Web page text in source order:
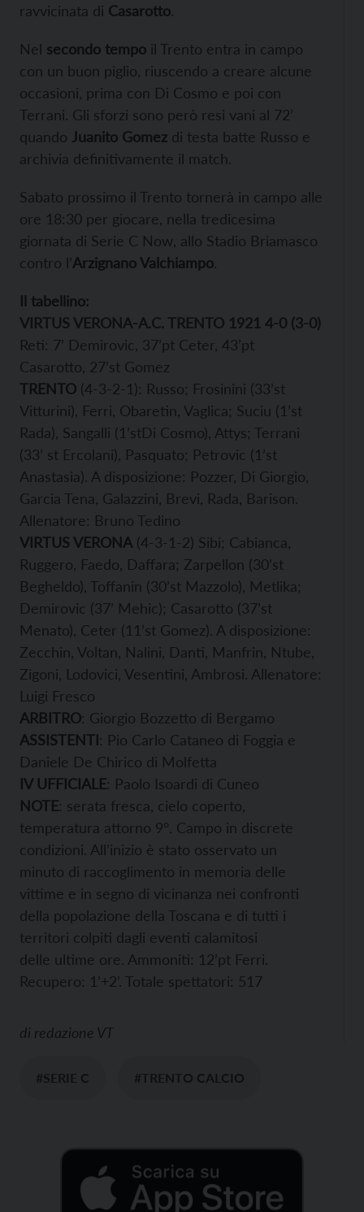
ravvicinata di Casarotto.
Nel secondo tempo il Trento entra in campo
con un buon piglio, riuscendo a creare alcune
occasioni, prima con Di Cosmo e poi con
Terrani. Gli sforzi sono però resi vani al 72’
quando Juanito Gomez di testa batte Russo e
archivia definitivamente il match.
Sabato prossimo il Trento tornerà in campo alle
ore 18:30 per giocare, nella tredicesima
giornata di Serie C Now, allo Stadio Briamasco
contro l’Arzignano Valchiampo.
Il tabellino:
VIRTUS VERONA-A.C. TRENTO 1921 4-0 (3-0)
Reti: 7’ Demirovic, 37’pt Ceter, 43’pt
Casarotto, 27’st Gomez
TRENTO (4-3-2-1): Russo; Frosinini (33’st
Vitturini), Ferri, Obaretin, Vaglica; Suciu (1’st
Rada), Sangalli (1’stDi Cosmo), Attys; Terrani
(33’ st Ercolani), Pasquato; Petrovic (1’st
Anastasia). A disposizione: Pozzer, Di Giorgio,
Garcia Tena, Galazzini, Brevi, Rada, Barison.
Allenatore: Bruno Tedino
VIRTUS VERONA (4-3-1-2) Sibi; Cabianca,
Ruggero, Faedo, Daffara; Zarpellon (30’st
Begheldo), Toffanin (30’st Mazzolo), Metlika;
Demirovic (37’ Mehic); Casarotto (37’st
Menato), Ceter (11’st Gomez). A disposizione:
Zecchin, Voltan, Nalini, Danti, Manfrin, Ntube,
Zigoni, Lodovici, Vesentini, Ambrosi. Allenatore:
Luigi Fresco
ARBITRO: Giorgio Bozzetto di Bergamo
ASSISTENTI: Pio Carlo Cataneo di Foggia e
Daniele De Chirico di Molfetta
IV UFFICIALE: Paolo Isoardi di Cuneo
NOTE: serata fresca, cielo coperto,
temperatura attorno 9°. Campo in discrete
condizioni. All’inizio è stato osservato un
minuto di raccoglimento in memoria delle
vittime e in segno di vicinanza nei confronti
della popolazione della Toscana e di tutti i
territori colpiti dagli eventi calamitosi
delle ultime ore. Ammoniti: 12’pt Ferri.
Recupero: 1’+2’. Totale spettatori: 517
di redazione VT
#SERIE C #TRENTO CALCIO